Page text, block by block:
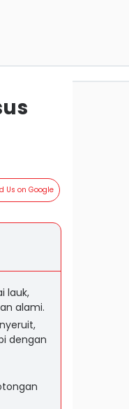
Us on Google
lauk,
alami.
dengan